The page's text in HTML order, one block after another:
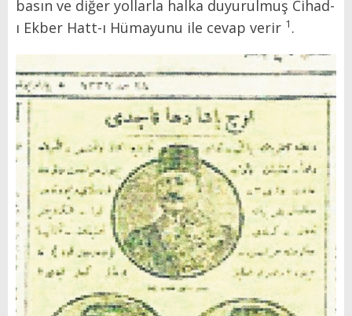
basın ve diğer yollarla halka duyurulmuş Cihad-
ı Ekber Hatt-ı Hümayunu ile cevap verir 1 .